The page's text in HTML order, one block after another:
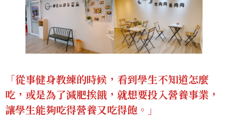
「從事健身教練的時候，看到學生不知道怎麼
吃，或是為了減肥挨餓，就想要投入營養事業，
讓學生能夠吃得營養又吃得飽。」